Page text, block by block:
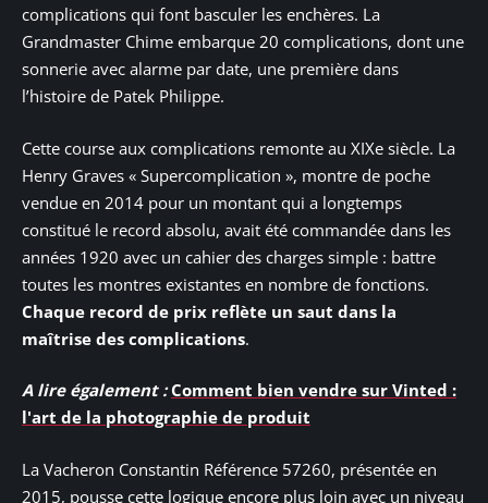
complications qui font basculer les enchères. La
Grandmaster Chime embarque 20 complications, dont une
sonnerie avec alarme par date, une première dans
l’histoire de Patek Philippe.
Cette course aux complications remonte au XIXe siècle. La
Henry Graves « Supercomplication », montre de poche
vendue en 2014 pour un montant qui a longtemps
constitué le record absolu, avait été commandée dans les
années 1920 avec un cahier des charges simple : battre
toutes les montres existantes en nombre de fonctions.
Chaque record de prix reflète un saut dans la
maîtrise des complications.
A lire également : Comment bien vendre sur Vinted :
l'art de la photographie de produit
La Vacheron Constantin Référence 57260, présentée en
2015, pousse cette logique encore plus loin avec un niveau